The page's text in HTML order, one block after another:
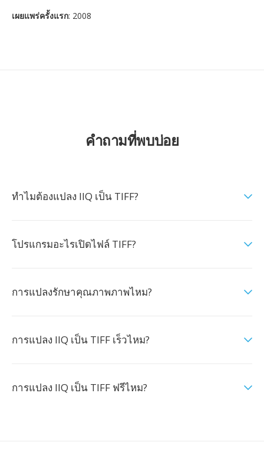
เผยแพร่ครั้งแรก: 2008
คำถามที่พบบ่อย
ทำไมต้องแปลง IIQ เป็น TIFF?
โปรแกรมอะไรเปิดไฟล์ TIFF?
การแปลงรักษาคุณภาพภาพไหม?
การแปลง IIQ เป็น TIFF เร็วไหม?
การแปลง IIQ เป็น TIFF ฟรีไหม?